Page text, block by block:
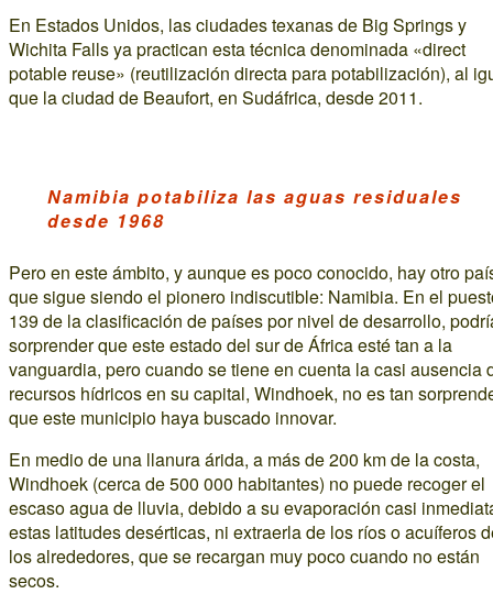
En Estados Unidos, las ciudades texanas de Big Springs y
Wichita Falls ya practican esta técnica denominada «direct
potable reuse» (reutilización directa para potabilización), al
que la ciudad de Beaufort, en Sudáfrica, desde 2011.
Namibia potabiliza las aguas residuales
desde 1968
Pero en este ámbito, y aunque es poco conocido, hay otro
que sigue siendo el pionero indiscutible: Namibia. En el
139 de la clasificación de países por nivel de desarrollo,
sorprender que este estado del sur de África esté tan a la
vanguardia, pero cuando se tiene en cuenta la casi ausencia
recursos hídricos en su capital, Windhoek, no es tan
que este municipio haya buscado innovar.
En medio de una llanura árida, a más de 200 km de la costa,
Windhoek (cerca de 500 000 habitantes) no puede recoger el
escaso agua de lluvia, debido a su evaporación casi
estas latitudes desérticas, ni extraerla de los ríos o acuíferos
los alrededores, que se recargan muy poco cuando no están
secos.